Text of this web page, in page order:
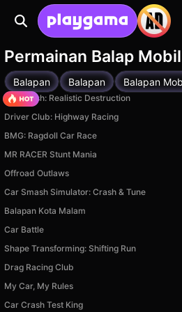
Permainan Balap Mobil
Balapan Balapan Balapan
Car Crush: Realistic Destruction
Driver Club: Highway Racing
BMG: Ragdoll Car Race
MR RACER Stunt Mania
Offroad Outlaws
Car Smash Simulator: Crash & Tune
Balapan Kota Malam
Car Battle
Shape Transforming: Shifting Run
Drag Racing Club
My Car, My Rules
Car Crash Test King